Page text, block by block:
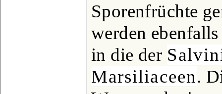
Sporenfrüchte
werden
in die der
Marsiliaceen.